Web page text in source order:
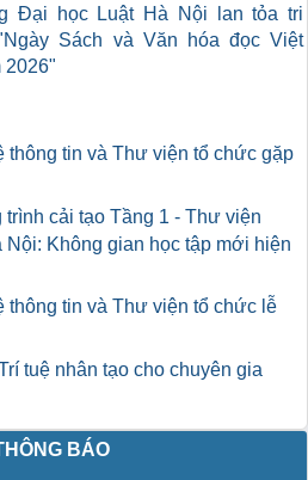
Đại học Luật Hà Nội lan tỏa tri
Sách và Văn hóa đọc Việt
2026"
thông tin và Thư viện tổ chức gặp
trình cải tạo Tầng 1 - Thư viện
Không gian học tập mới hiện
thông tin và Thư viện tổ chức lễ
tuệ nhân tạo cho chuyên gia
BÁO